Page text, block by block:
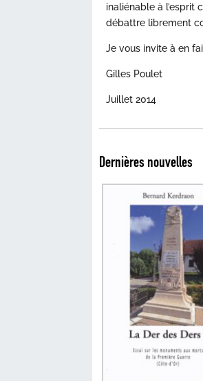
inaliénable à l’esprit
débattre librement
Je vous invite à en
Gilles Poulet
Juillet 2014
Dernières nouvelles